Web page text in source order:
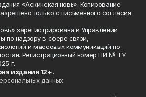
«Аскинская новь». Копирование
только с письменного согласия
зарегистрирована в Управлении
по надзору в сфере связи,
и массовых коммуникаций по
Регистрационный номер ПИ № ТУ
г.
издания 12+.
данных